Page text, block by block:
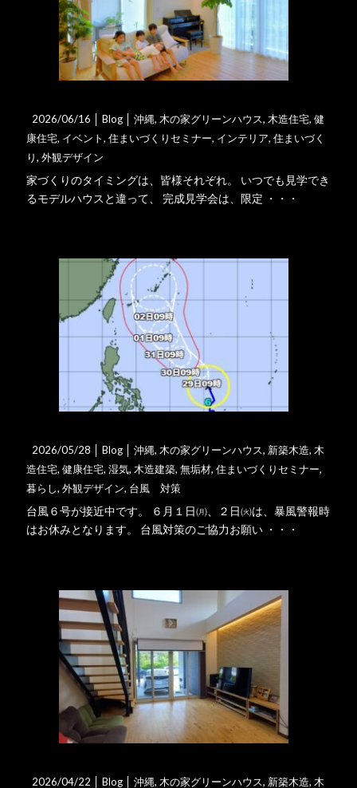
2026/06/16 │Blog │沖縄, 木の家グリーンハウス, 木造住宅,健
康住宅, イベント,住まいづくりセミナー, インテリア,住まいづく
り,外観デザイン
家づくりのタイミングは、皆様それぞれ。 いつでも見学でき
るモデルハウスと違って、 完成見学会は、限定 ・・・
2026/05/28 │Blog │沖縄, 木の家グリーンハウス, 新築木造, 木
造住宅,健康住宅,湿気, 木造建築,無垢材,住まいづくりセミナー,
暮らし,外観デザイン, 台風 対策
台風６号が接近中です。 ６月１日㈪、２日㈫は、暴風警報時
はお休みとなります。 台風対策のご協力お願い ・・・
2026/04/22 │Blog │沖縄, 木の家グリーンハウス, 新築木造, 木